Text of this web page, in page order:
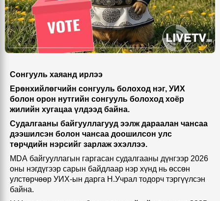
Сонгууль хаяанд ирлээ
Ерөнхийлөгчийн сонгууль болоход нэг, УИХ
болон орон нутгийн сонгууль болоход хоёр
жилийн хугацаа үлдээд байна.
Судалгааны байгууллагууд ээлж дараалан чансаа
дээшилсэн болон чансаа доошилсон улс
төрчдийн нэрсийг зарлаж эхэллээ.
MDA байгууллагын гаргасан судалгааны дүнгээр 2026
оны нэгдүгээр сарын байдлаар нэр хүнд нь өссөн
улстөрчөөр УИХ-ын дарга Н.Учрал тодорч тэргүүлсэн
байна.